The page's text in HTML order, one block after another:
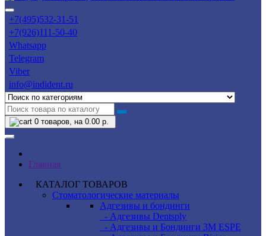
+7(495)532-31-51
+7(926)111-50-40
Whatsapp
Telegram
Viber
info@indident.ru
0 товаров, на 0.00 р.
Главная
КАТАЛОГ ТОВАРОВ
Стоматологические материалы
Адгезивы и бондинги
- Адгезивы Dentsply
- Адгезивы и Бондинги 3M ESPE